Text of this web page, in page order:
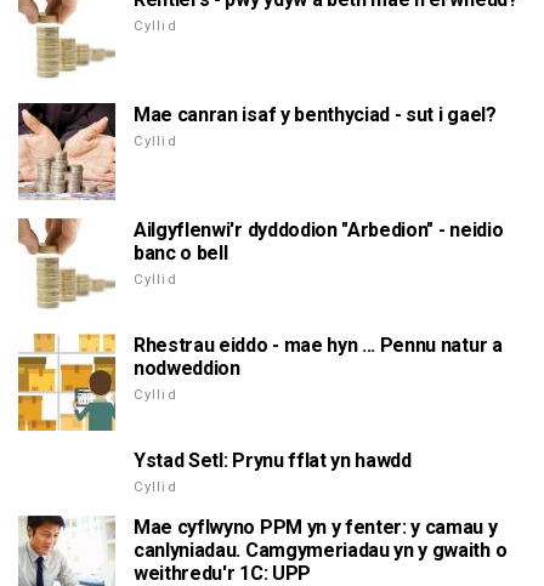
Cyllid
Mae canran isaf y benthyciad - sut i gael?
Cyllid
Ailgyflenwi'r dyddodion "Arbedion" - neidio
banc o bell
Cyllid
Rhestrau eiddo - mae hyn ... Pennu natur a
nodweddion
Cyllid
Ystad Setl: Prynu fflat yn hawdd
Cyllid
Mae cyflwyno PPM yn y fenter: y camau y
canlyniadau. Camgymeriadau yn y gwaith o
weithredu'r 1C: UPP